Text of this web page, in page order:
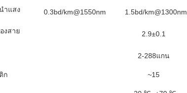
ำแสง 0.3bd/km@1550nm 1.5bd/km@1300nm
งสาย
2.9±0.1
2-288แกน
ก ~15